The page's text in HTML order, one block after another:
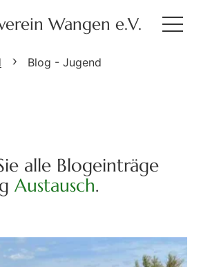
Wangen e.V.
Blog - Jugend
alle Blogeinträge
Austausch.